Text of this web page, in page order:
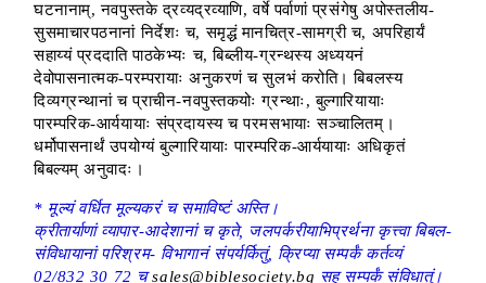
घटनानाम्, नवपुस्तके द्रव्यद्रव्याणि, वर्षे पर्वाणां प्रसंगेषु अपोस्तलीय-
सुसमाचारपठनानां निर्देशः च, समृद्धं मानचित्र-सामग्री च, अपरिहार्यं
सहाय्यं प्रददाति पाठकेभ्यः च, बिब्लीय-ग्रन्थस्य अध्ययनं
देवोपासनात्मक-परम्परायाः अनुकरणं च सुलभं करोति। बिबलस्य
दिव्यग्रन्थानां च प्राचीन-नवपुस्तकयोः ग्रन्थाः, बुल्गारियायाः
पारम्परिक-आर्ययायाः संप्रदायस्य च परमसभायाः सञ्चालितम्।
धर्मोपासनार्थं उपयोग्यं बुल्गारियायाः पारम्परिक-आर्ययायाः अधिकृतं
बिबल्यम् अनुवादः।
* मूल्यं वर्धित मूल्यकरं च समाविष्टं अस्ति।
क्रीतार्याणां व्यापार-आदेशानां च कृते, जलपर्करीयाभिप्रर्थना कृत्त्वा बिबल-
संविधायानां परिश्रम- विभागानं संपर्यर्कितुं, क्रिप्या सम्पर्कं कर्तव्यं
02/832 30 72 चsales@biblesociety.bg सह सम्पर्कं संविधातुं।